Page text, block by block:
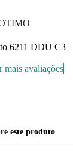
6211 DDU C3
mais avaliações
este produto